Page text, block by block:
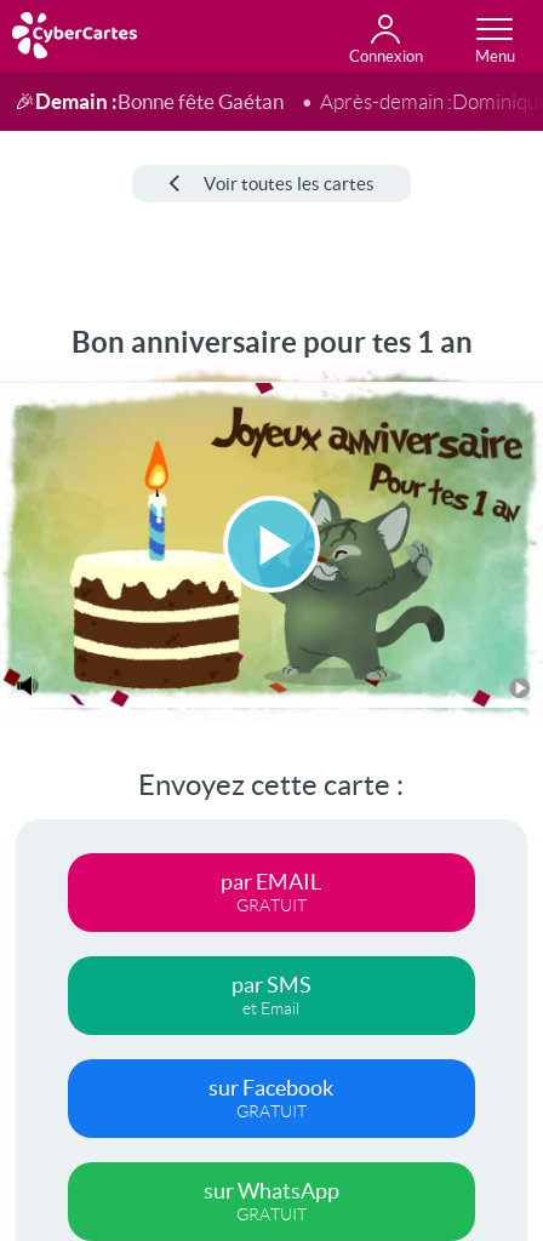
Connexion
Anniversaire
Fête du jour
Amour
Amitié
Merci
Toutes les cartes
🎉Demain :Bonne fête Gaétan Après-demain :
Voir toutes les cartes
Bon anniversaire pour tes 1 an
Lire
la
vidéo
Envoyez cette carte :
par EMAIL
GRATUIT
par SMS
et Email
sur Facebook
GRATUIT
sur WhatsApp
GRATUIT